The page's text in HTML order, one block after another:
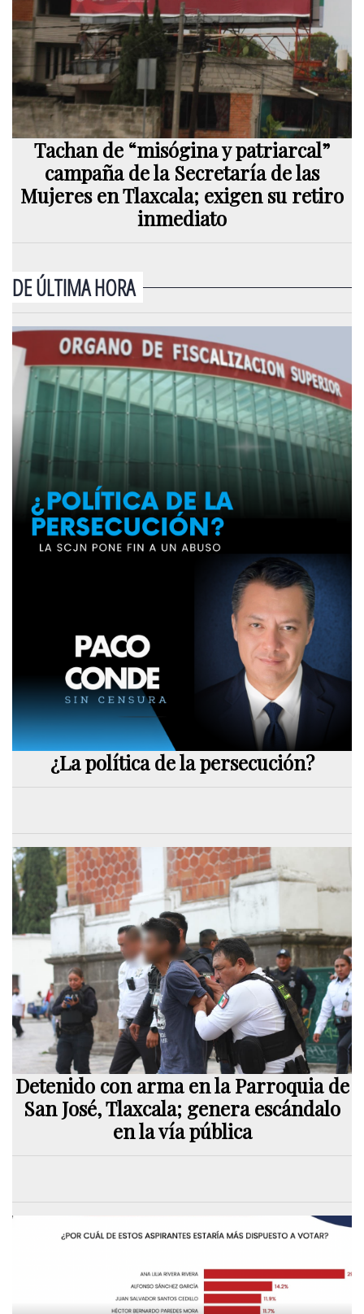
Tachan de “misógina y patriarcal”
campaña de la Secretaría de las
Mujeres en Tlaxcala; exigen su retiro
inmediato
DE ÚLTIMA HORA
¿La política de la persecución?
Detenido con arma en la Parroquia de
San José, Tlaxcala; genera escándalo
en la vía pública